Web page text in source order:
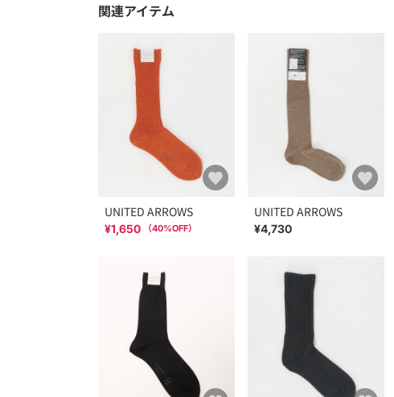
関連アイテム
UNITED ARROWS
¥1,650 （40%OFF）
UNITED ARROWS
¥4,730